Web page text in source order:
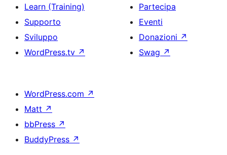
Learn (Training)
Supporto
Sviluppo
WordPress.tv ↗
Partecipa
Eventi
Donazioni ↗
Swag ↗
WordPress.com ↗
Matt ↗
bbPress ↗
BuddyPress ↗